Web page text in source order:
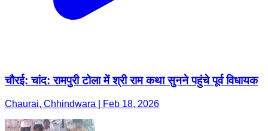
चौरई: चांद: रामपुरी टोला में श्री राम कथा सुनने पहुंचे पूर्व विधायक
Chaurai, Chhindwara | Feb 18, 2026